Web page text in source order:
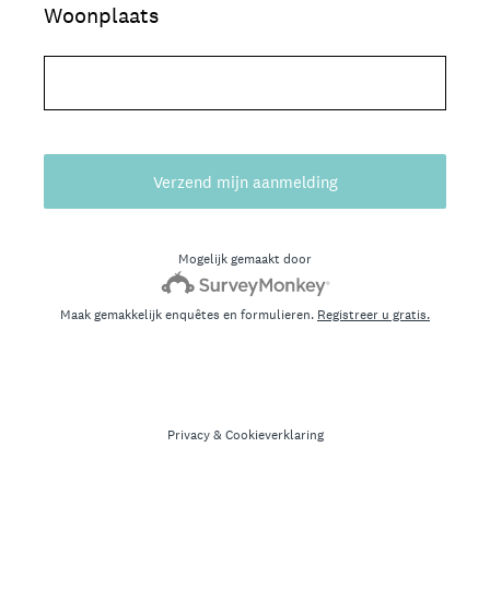
Woonplaats
Verzend mijn aanmelding
Mogelijk gemaakt door
Maak gemakkelijk enquêtes en formulieren. Registreer u gratis.
Privacy & Cookieverklaring